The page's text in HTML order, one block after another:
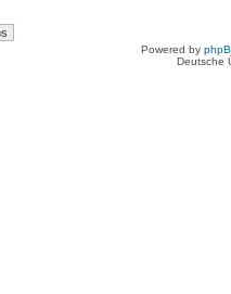
Powered by
Deutsche